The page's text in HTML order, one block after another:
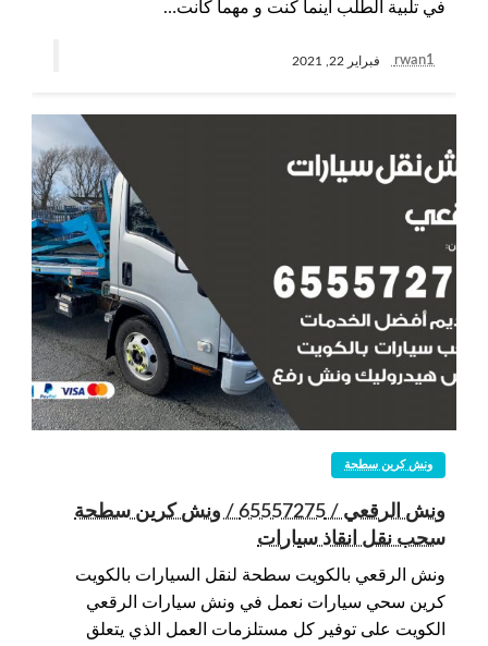
في تلبية الطلب أينما كنت و مهما كانت…
rwan1 فبراير 22, 2021
ونش كرين سطحة
ونش الرقعي / 65557275 / ونش كرين سطحة
سحب نقل انقاذ سيارات
ونش الرقعي بالكويت سطحة لنقل السيارات بالكويت
كرين سحي سيارات نعمل في ونش سيارات الرقعي
الكويت على توفير كل مستلزمات العمل الذي يتعلق